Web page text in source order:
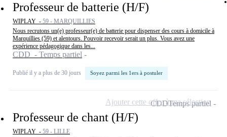
Professeur de batterie (H/F)
WIPLAY - 59 - MARQUILLIES
Nous recrutons un(e) professeur(e) de batterie pour dispenser des cours à domicile à
Marquillies (59) et alentours. Pouvoir recevoir serait un plus. Vous avez une
expérience pédagogique dans les...
CDD - Temps partiel
Publié il y a plus de 30 jours Soyez parmi les 1ers à postuler
Professeur de chant (H/F)
WIPLAY - 59 - LILLE
CDDTemps partiel
Ajouter cette offre à ma sélection